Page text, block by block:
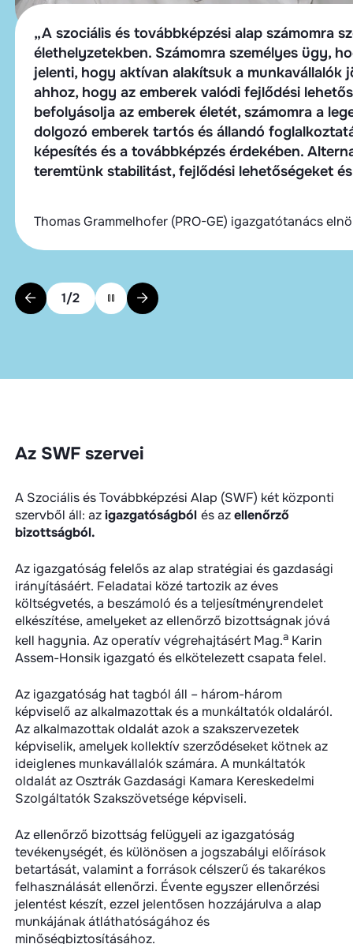
„A szociális és továbbképzési alap számomra
élethelyzetekben. Számomra személyes ügy,
jelenti, hogy aktívan alakítsuk a munkavállalók
ahhoz, hogy az emberek valódi fejlődési
befolyásolja az emberek életét, számomra a
dolgozó emberek tartós és állandó
képesítés és a továbbképzés érdekében.
teremtünk stabilitást, fejlődési lehetőségeket
Thomas Grammelhofer (PRO-GE) igazgatótanács
1/2
Az SWF szervei
A Szociális és Továbbképzési Alap (SWF) két központi
szervből áll: azigazgatóságból és azellenőrző
bizottságból.
Az igazgatóság felelős az alap stratégiai és gazdasági
irányításáért. Feladatai közé tartozik az éves
költségvetés, a beszámoló és a teljesítményrendelet
elkészítése, amelyeket az ellenőrző bizottságnak jóvá
kell hagynia. Az operatív végrehajtásért Mag.aKarin
Assem-Honsik igazgató és elkötelezett csapata felel.
Az igazgatóság hat tagból áll – három-három
képviselő az alkalmazottak és a munkáltatók oldaláról.
Az alkalmazottak oldalát azok a szakszervezetek
képviselik, amelyek kollektív szerződéseket kötnek az
ideiglenes munkavállalók számára. A munkáltatók
oldalát az Osztrák Gazdasági Kamara Kereskedelmi
Szolgáltatók Szakszövetsége képviseli.
Az ellenőrző bizottság felügyeli az igazgatóság
tevékenységét, és különösen a jogszabályi előírások
betartását, valamint a források célszerű és takarékos
felhasználását ellenőrzi. Évente egyszer ellenőrzési
jelentést készít, ezzel jelentősen hozzájárulva a alap
munkájának átláthatóságához és
minőségbiztosításához.